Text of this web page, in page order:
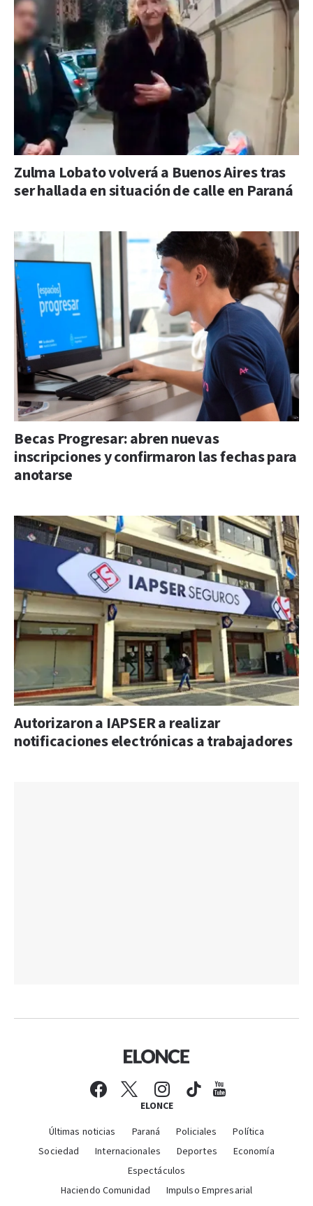
Zulma Lobato volverá a Buenos Aires tras
ser hallada en situación de calle en Paraná
Becas Progresar: abren nuevas
inscripciones y confirmaron las fechas para
anotarse
Autorizaron a IAPSER a realizar
notificaciones electrónicas a trabajadores
ELONCE
Últimas noticias Paraná Policiales
Política
Sociedad
Internacionales Deportes
Economía
Espectáculos
Haciendo Comunidad
Impulso Empresarial